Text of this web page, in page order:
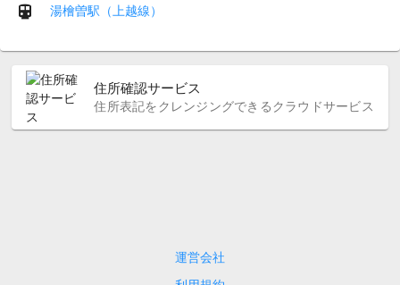
湯檜曽駅（上越線）
住所確認サービス
住所表記をクレンジングできるクラウドサービス
運営会社